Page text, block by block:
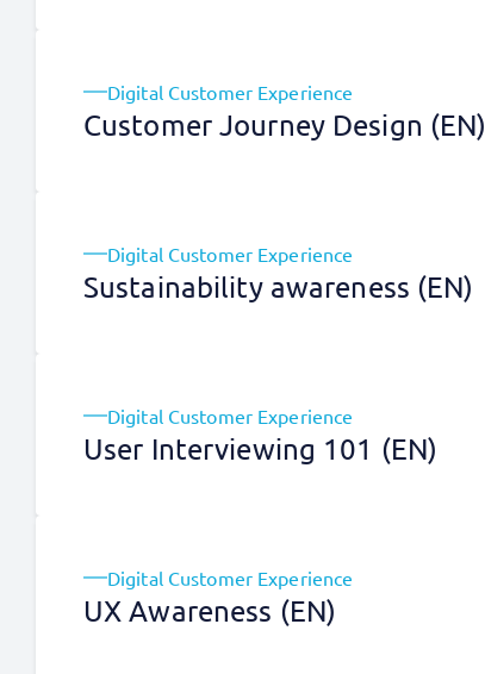
Digital Customer Experience
Customer Journey Design (EN)
Digital Customer Experience
Sustainability awareness (EN)
Digital Customer Experience
User Interviewing 101 (EN)
Digital Customer Experience
UX Awareness (EN)